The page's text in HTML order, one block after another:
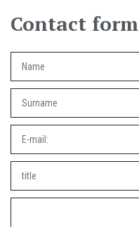
Contact form